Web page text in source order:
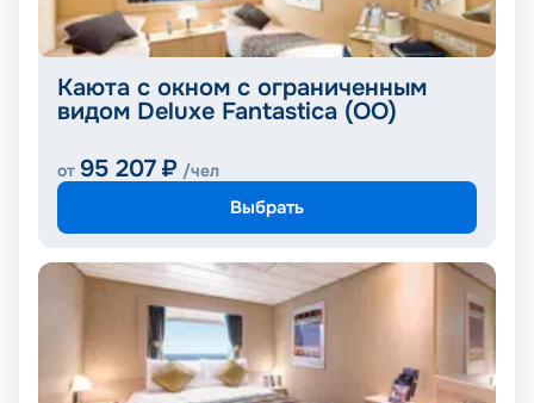
Каюта с окном с ограниченным
видом Deluxe Fantastica (OO)
от 95 207 ₽ /чел
Выбрать